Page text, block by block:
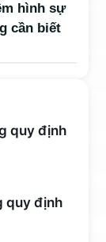
hình sự
cần biết
quy định
quy định